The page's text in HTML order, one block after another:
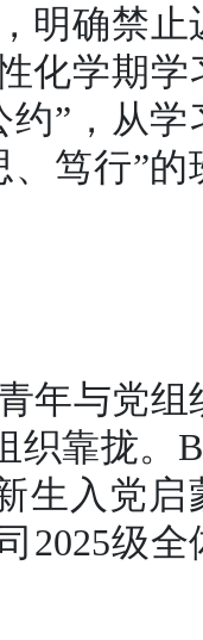
明确禁止
化学期学
”，从学
笃行”的
年与党组
织靠拢。
生入党启
2025级全